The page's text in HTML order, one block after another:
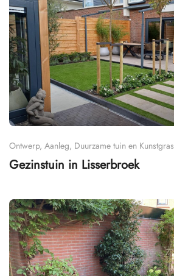
Ontwerp, Aanleg, Duurzame tuin en Kunstgras
Gezinstuin in Lisserbroek